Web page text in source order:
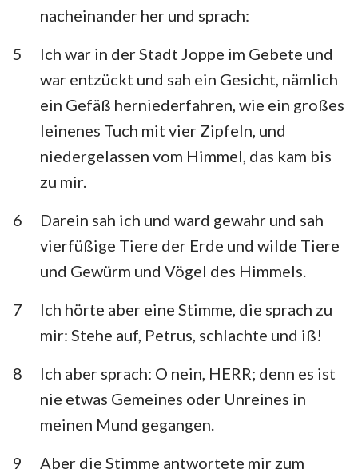
nacheinander her und sprach:
5
Ich war in der Stadt Joppe im Gebete und
war entzückt und sah ein Gesicht, nämlich
ein Gefäß herniederfahren, wie ein großes
leinenes Tuch mit vier Zipfeln, und
niedergelassen vom Himmel, das kam bis
zu mir.
6
Darein sah ich und ward gewahr und sah
vierfüßige Tiere der Erde und wilde Tiere
und Gewürm und Vögel des Himmels.
7
Ich hörte aber eine Stimme, die sprach zu
mir: Stehe auf, Petrus, schlachte und iß!
8
Ich aber sprach: O nein, HERR; denn es ist
nie etwas Gemeines oder Unreines in
meinen Mund gegangen.
9
Aber die Stimme antwortete mir zum